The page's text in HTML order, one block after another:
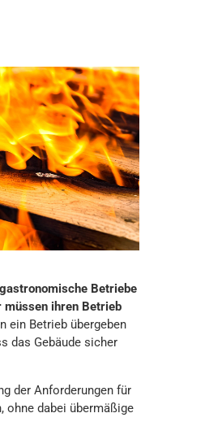
Betriebe
müssen ihren Betrieb
ein Betrieb übergeben
das Gebäude sicher
der Anforderungen für
ohne dabei übermäßige